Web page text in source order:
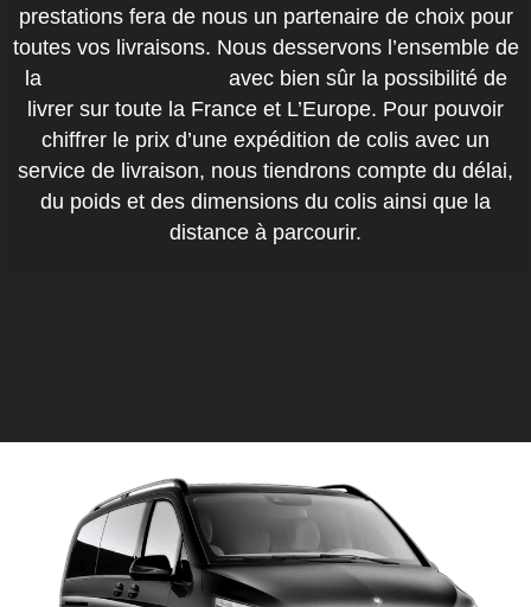
prestations fera de nous un partenaire de choix pour
toutes vos livraisons. Nous desservons l’ensemble de
la
avec bien sûr la possibilité de
livrer sur toute la France et L’Europe. Pour pouvoir
chiffrer le prix d’une expédition de colis avec un
service de livraison, nous tiendrons compte du délai,
du poids et des dimensions du colis ainsi que la
distance à parcourir.